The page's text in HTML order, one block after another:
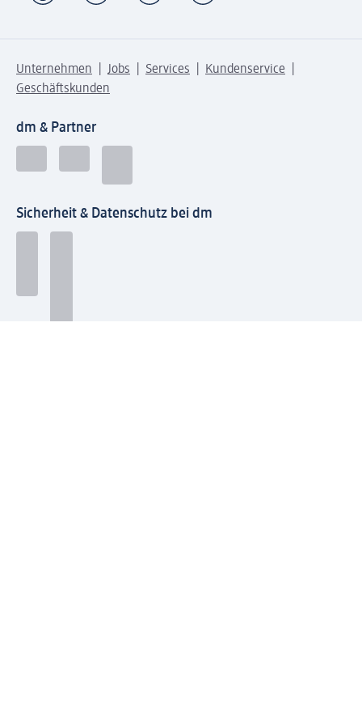
Unternehmen Jobs Services
Kundenservice
Geschäftskunden
dm & Partner
Sicherheit & Datenschutz bei dm